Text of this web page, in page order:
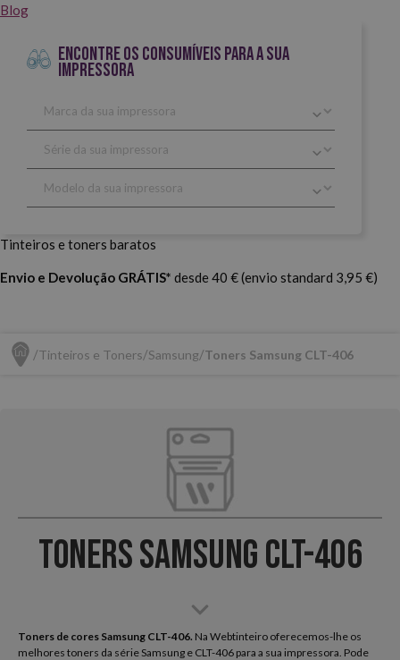
Blog
ENCONTRE OS CONSUMÍVEIS PARA A SUA
IMPRESSORA
Tinteiros e toners baratos
Envio e Devolução GRÁTIS* desde 40 € (envio standard 3,95 €)
Tinteiros e Toners Samsung Toners Samsung CLT-406
Toners Samsung CLT-406
Toners de cores Samsung CLT-406. Na Webtinteiro oferecemos-lhe os
melhores toners da série Samsung e CLT-406 para a sua impressora. Pode